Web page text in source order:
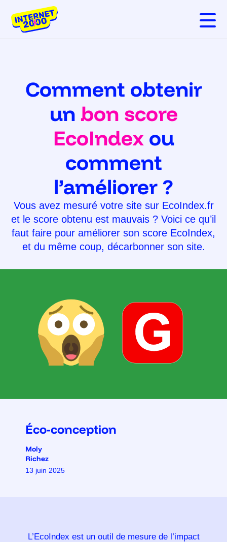
Open
Comment obtenir
un bon score
EcoIndexou
comment
l’améliorer ?
Vous avez mesuré votre site sur EcoIndex.fr
et le score obtenu est mauvais ? Voici ce qu’il
faut faire pour améliorer son score EcoIndex,
et du même coup, décarbonner son site.
Éco-conception
Moly
Richez
13 juin 2025
L’EcoIndex est un outil de mesure de l’impact